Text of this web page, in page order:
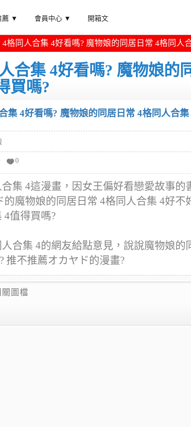
薦 ▼ 會員中心 ▼ 開箱文
格同人合集 4好看嗎? 魔物娘的同居日常 4格同人
合集 4好看嗎? 魔物娘的
買嗎?
集 4好看嗎? 魔物娘的同居日常 4格同人合
0
集 4這漫畫，因女王偏好看戀愛故事的
魔物娘的同居日常 4格同人合集 4好不
4值得買嗎?
合集 4的網友給點意見，說說魔物娘的
推不推薦オカヤド的漫畫?